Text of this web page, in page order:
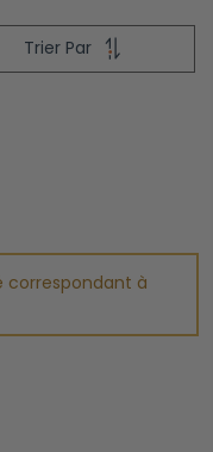
Trier Par
correspondant à